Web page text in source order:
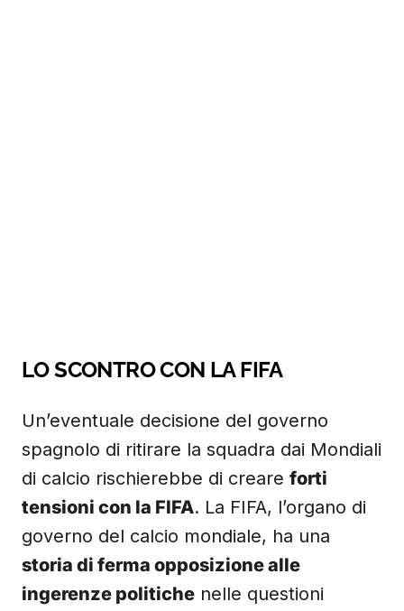
LO SCONTRO CON LA FIFA
Un’eventuale decisione del governo
spagnolo di ritirare la squadra dai Mondiali
di calcio rischierebbe di creare forti
tensioni con la FIFA. La FIFA, l’organo di
governo del calcio mondiale, ha una
storia di ferma opposizione alle
ingerenze politiche nelle questioni